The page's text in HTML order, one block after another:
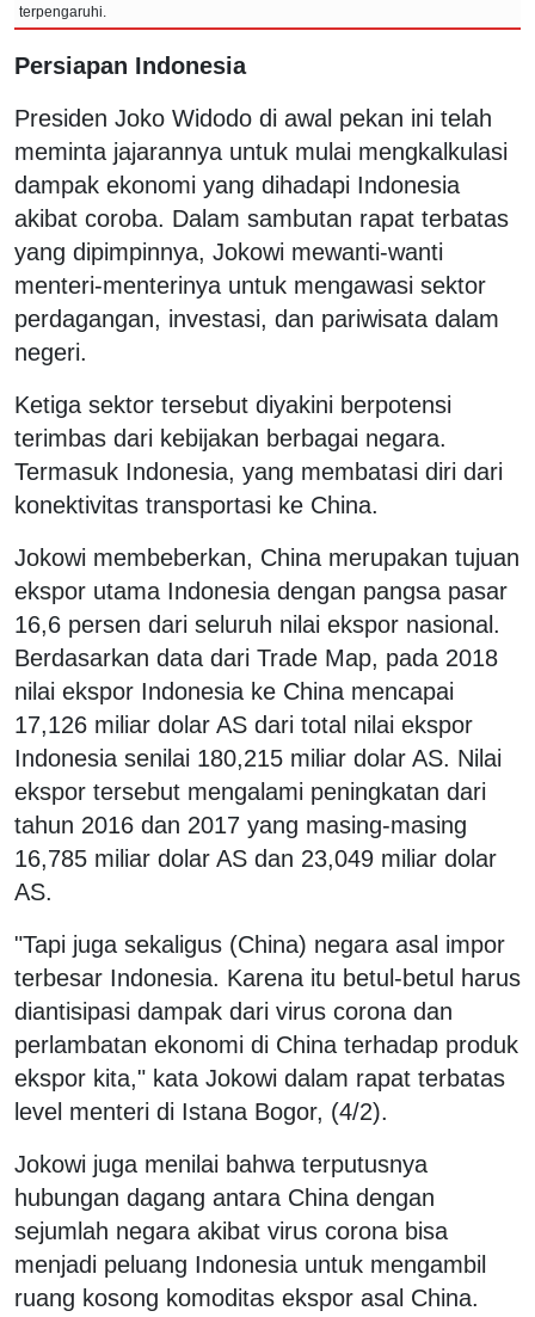
terpengaruhi.
Persiapan Indonesia
Presiden Joko Widodo di awal pekan ini telah
meminta jajarannya untuk mulai mengkalkulasi
dampak ekonomi yang dihadapi Indonesia
akibat coroba. Dalam sambutan rapat terbatas
yang dipimpinnya, Jokowi mewanti-wanti
menteri-menterinya untuk mengawasi sektor
perdagangan, investasi, dan pariwisata dalam
negeri.
Ketiga sektor tersebut diyakini berpotensi
terimbas dari kebijakan berbagai negara.
Termasuk Indonesia, yang membatasi diri dari
konektivitas transportasi ke China.
Jokowi membeberkan, China merupakan tujuan
ekspor utama Indonesia dengan pangsa pasar
16,6 persen dari seluruh nilai ekspor nasional.
Berdasarkan data dari Trade Map, pada 2018
nilai ekspor Indonesia ke China mencapai
17,126 miliar dolar AS dari total nilai ekspor
Indonesia senilai 180,215 miliar dolar AS. Nilai
ekspor tersebut mengalami peningkatan dari
tahun 2016 dan 2017 yang masing-masing
16,785 miliar dolar AS dan 23,049 miliar dolar
AS.
"Tapi juga sekaligus (China) negara asal impor
terbesar Indonesia. Karena itu betul-betul harus
diantisipasi dampak dari virus corona dan
perlambatan ekonomi di China terhadap produk
ekspor kita," kata Jokowi dalam rapat terbatas
level menteri di Istana Bogor, (4/2).
Jokowi juga menilai bahwa terputusnya
hubungan dagang antara China dengan
sejumlah negara akibat virus corona bisa
menjadi peluang Indonesia untuk mengambil
ruang kosong komoditas ekspor asal China.